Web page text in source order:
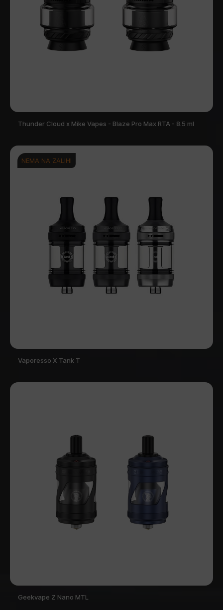
Thunder Cloud x Mike Vapes - Blaze Pro Max RTA - 8.5 ml
Vaporesso X Tank T
NEMA NA ZALIHI
Geekvape Z Nano MTL